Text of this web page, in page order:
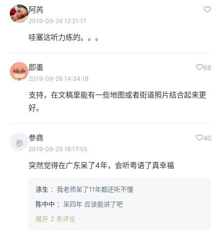
阿芮
2019-09-26 12:21:17
哇塞这听力练的。。。
即墨 69
2019-09-26 14:34:18
支持，在文稿里能有一些地图或者街道照片结合起来更
好。
参
参商 40
2019-09-25 18:17:05
突然觉得在广东呆了4年，会听粤语了真幸福
涤生 ：我老师呆了11年都还听不懂
陈中中 ：呆四年 应该能讲了吧
展开 2 条评论